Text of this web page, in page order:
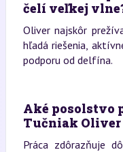
čelí veľkej
Oliver najskôr
hľadá riešenia,
podporu od delfína.
Aké posolstvo
Tučniak
Práca zdôrazňuje